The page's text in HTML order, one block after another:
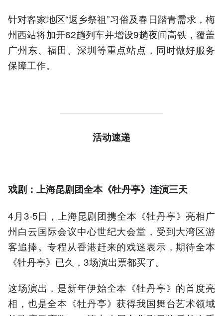
针对客家地区“返乡祭祖”习俗及春日踏青需求，梅
州西站将加开62趟列车并增设9趟夜间高铁，覆盖
广州东、福田、深圳等重点站点，同时做好服务
保障工作。
活动速递
戏剧：上海昆剧团全本《牡丹亭》连演三天
4月3-5日，上海昆剧团携全本《牡丹亭》亮相广
州白云国际会议中心世纪大会堂，受到大湾区游
客追捧。专程从香港赶来的戏迷表示，期待全本
《牡丹亭》已久，3场演出票都买了。
这场演出，是新年伊始全本《牡丹亭》的首度亮
相，也是全本《牡丹亭》获得我国舞台艺术领域